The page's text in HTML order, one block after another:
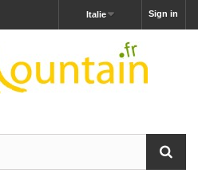
Sign in
Italie